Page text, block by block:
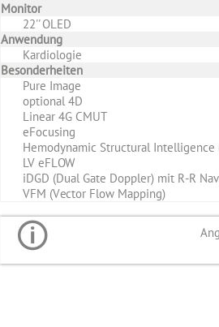
Monitor
22'' OLED
Anwendung
Kardiologie
Besonderheiten
Pure Image
optional 4D
Linear 4G CMUT
eFocusing
Hemodynamic Structural Intelligence
LV eFLOW
iDGD (Dual Gate Doppler) mit R-R
VFM (Vector Flow Mapping)